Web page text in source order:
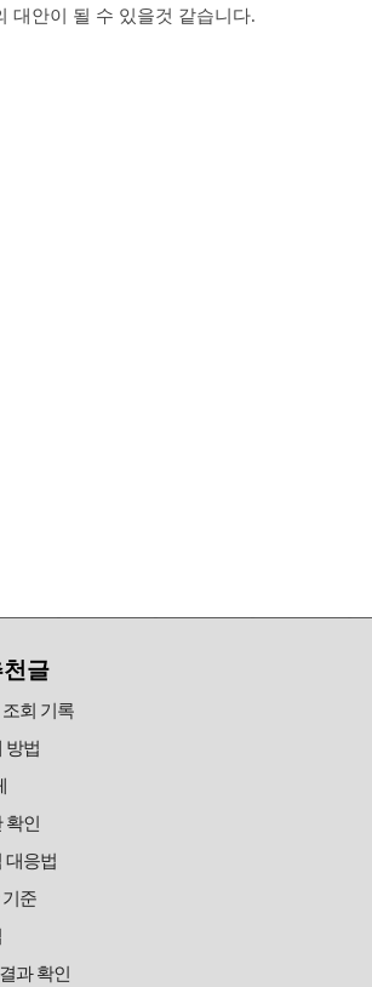
대안이 될 수 있을것 같습니다.
글
회 기록
방법
확인
대응법
준
과 확인